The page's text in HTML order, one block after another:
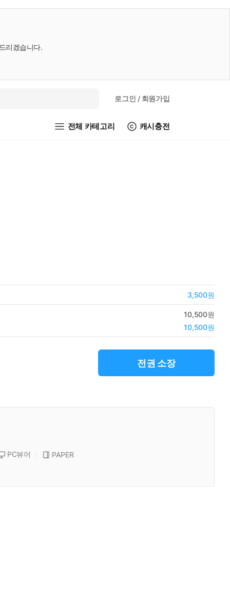
리겠습니다.
로그인 / 회원가입
전체 카테고리 캐시충전
3,500원
10,500원
10,500원
전권 소장
PC뷰어 PAPER